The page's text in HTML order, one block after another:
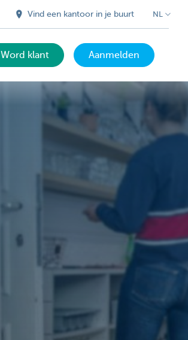
Vind een kantoor in je buurt NL
Word klant Aanmelden